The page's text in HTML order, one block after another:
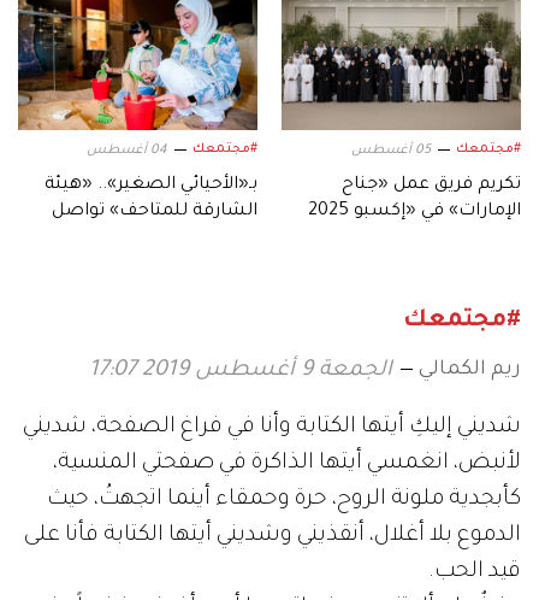
#مجتمعك 05 أغسطس
تكريم فريق عمل «جناح
الإمارات» في «إكسبو 2025
#مجتمعك 04 أغسطس
بـ«الأحيائي الصغير».. «هيئة
الشارقة للمتاحف» تواصل
#مجتمعك
ريم الكمالي الجمعة 9 أغسطس 2019 17:07
شديني إليكِ أيتها الكتابة وأنا في فراغ الصفحة، شديني
لأنبض، انغمسي أيتها الذاكرة في صفحتي المنسية،
كأبجدية ملونة الروح، حرة وحمقاء أينما اتجهتُ، حيث
الدموع بلا أغلال، أنقذيني وشديني أيتها الكتابة فأنا على
قيد الحب.